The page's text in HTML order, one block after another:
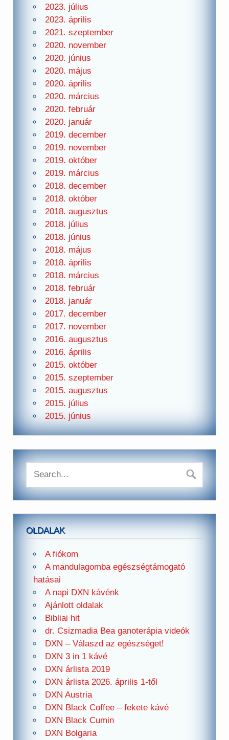
2023. július
2023. április
2021. szeptember
2020. november
2020. június
2020. május
2020. április
2020. március
2020. február
2020. január
2019. december
2019. november
2019. október
2019. március
2018. december
2018. október
2018. augusztus
2018. július
2018. június
2018. május
2018. április
2018. március
2018. február
2018. január
2017. december
2017. november
2016. augusztus
2016. április
2015. október
2015. szeptember
2015. augusztus
2015. július
2015. június
OLDALAK
A fiókom
A mandulagomba egészségtámogató
hatásai
A napi DXN kávénk
Ajánlott oldalak
Bibliai hit
dr. Csizmadia Bea ganoterápia videók
DXN – Válaszd az egészséget!
DXN 3 in 1 kávé
DXN árlista 2019
DXN árlista 2026. április 1-től
DXN Austria
DXN Black Coffee – fekete kávé
DXN Black Cumin
DXN Bolgaria